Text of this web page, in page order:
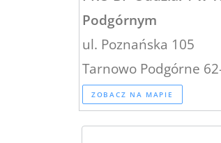
Podgórnym
ul. Poznańska 105
Tarnowo Podgórne
ZOBACZ NA MAPIE